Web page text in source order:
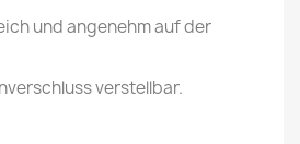
und angenehm auf der
verstellbar.